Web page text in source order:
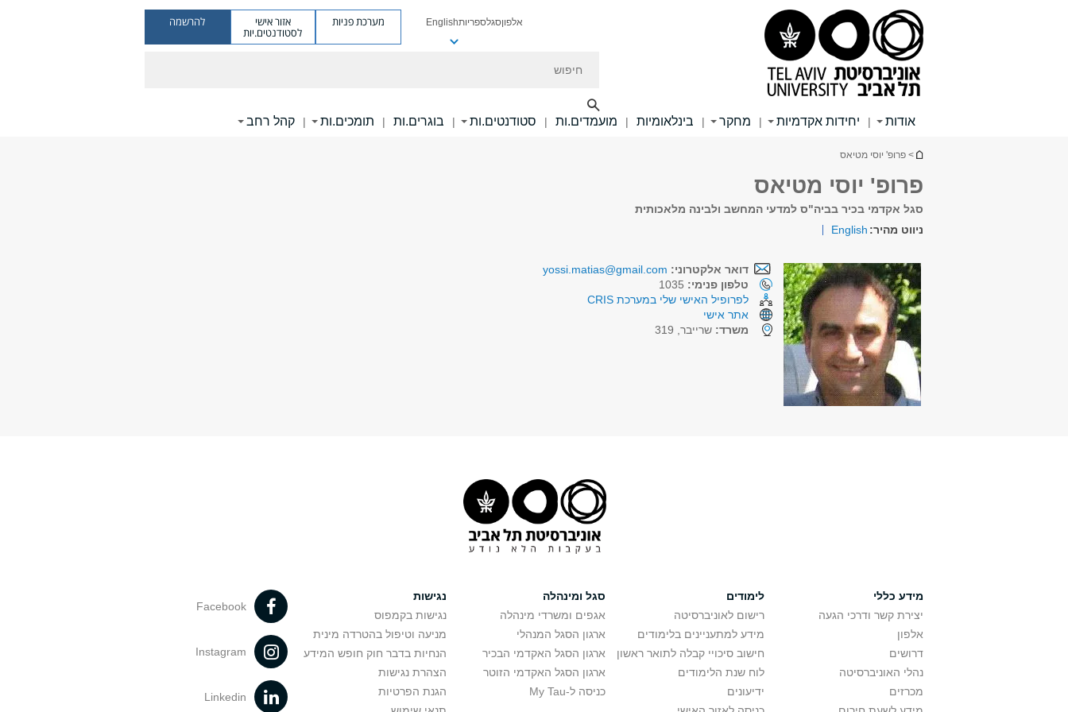
אלפוןסגלספריותEnglish מערכת פניות אזור אישי
לסטודנטים.יות
להרשמה
אודות | יחידות אקדמיות | מחקר | בינלאומיות | מועמדים.ות | סטודנטים.ות | בוגרים.ות | תומכים.ות | קהל רחב
הינך נמצא כאן
> פרופ' יוסי מטיאס
פרופ' יוסי מטיאס
סגל אקדמי בכיר בביה"ס למדעי המחשב ולבינה מלאכותית
ניווט מהיר: English
דואר אלקטרוני: yossi.matias@gmail.com
טלפון פנימי:
לפרופיל האישי שלי במערכת CRIS
אתר אישי
משרד: שרייבר, 319
מידע כללי
יצירת קשר ודרכי הגעה
אלפון
דרושים
נהלי האוניברסיטה
מכרזים
לימודים
רישום לאוניברסיטה
מידע למתעניינים בלימודים
חישוב סיכויי קבלה לתואר ראשון
לוח שנת הלימודים
ידיעונים
סגל ומינהלה
אגפים ומשרדי מינהלה
ארגון הסגל המנהלי
ארגון הסגל האקדמי הבכיר
ארגון הסגל האקדמי הזוטר
כניסה ל-My Tau
נגישות
נגישות בקמפוס
מניעה וטיפול בהטרדה מינית
הנחיות בדבר חוק חופש המידע
הצהרת נגישות
הגנת הפרטיות
Facebook
Instagram
Linkedin